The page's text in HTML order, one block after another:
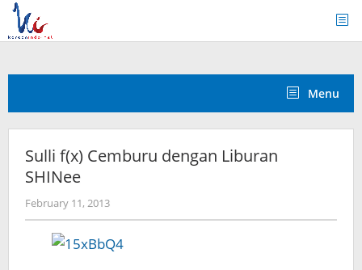
Skip
content
Menu
Sulli f(x) Cemburu dengan Liburan
SHINee
February 11, 2013by
Koreanindo